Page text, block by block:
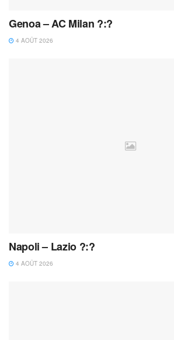
Genoa – AC Milan ?:?
4 AOÛT 2026
Napoli – Lazio ?:?
4 AOÛT 2026